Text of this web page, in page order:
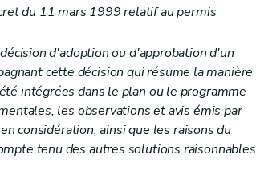
du 11 mars 1999 relatif au permis
d'adoption ou d'approbation d'un
cette décision qui résume la manière
intégrées dans le plan ou le programme
les observations et avis émis par
considération, ainsi que les raisons du
tenu des autres solutions raisonnables